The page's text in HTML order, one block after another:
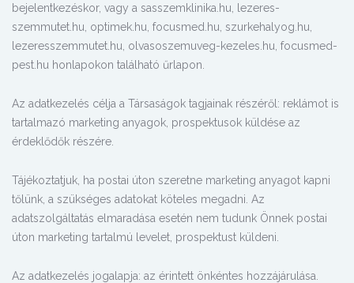
bejelentkezéskor, vagy a sasszemklinika.hu, lezeres-
szemmutet.hu, optimek.hu, focusmed.hu, szurkehalyog.hu,
lezeresszemmutet.hu, olvasoszemuveg-kezeles.hu, focusmed-
pest.hu honlapokon található űrlapon.
Az adatkezelés célja a Társaságok tagjainak részéről: reklámot is
tartalmazó marketing anyagok, prospektusok küldése az
érdeklődők részére.
Tájékoztatjuk, ha postai úton szeretne marketing anyagot kapni
tőlünk, a szükséges adatokat köteles megadni. Az
adatszolgáltatás elmaradása esetén nem tudunk Önnek postai
úton marketing tartalmú levelet, prospektust küldeni.
Az adatkezelés jogalapja: az érintett önkéntes hozzájárulása.